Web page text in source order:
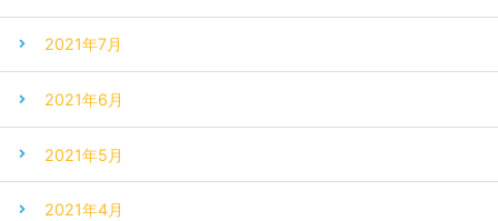
2021年7月
2021年6月
2021年5月
2021年4月